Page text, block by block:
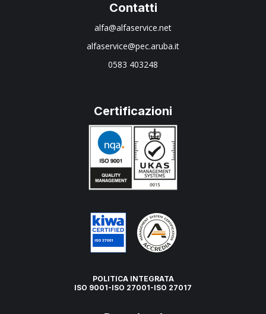
Contatti
alfa@alfaservice.net
alfaservice@pec.aruba.it
0583 403248
Certificazioni
POLITICA INTEGRATA
ISO 9001-ISO 27001-ISO 27017